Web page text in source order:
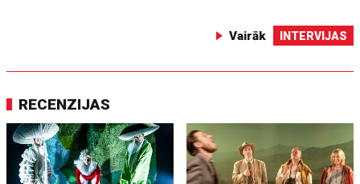
Vairāk INTERVIJAS
RECENZIJAS